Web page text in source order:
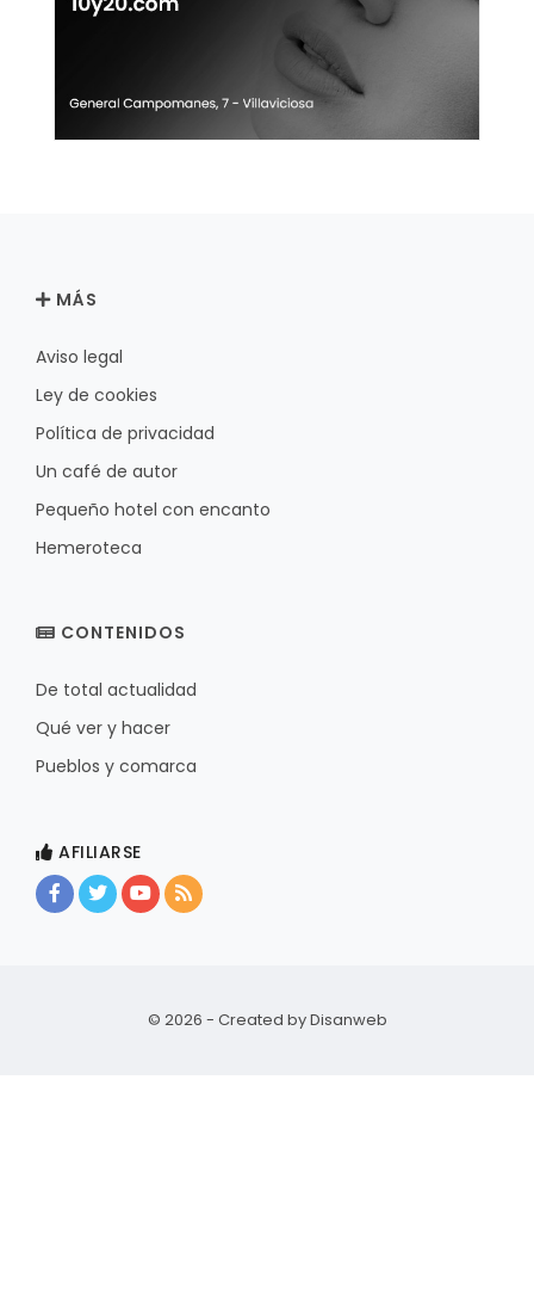
MÁS
Aviso legal
Ley de cookies
Política de privacidad
Un café de autor
Pequeño hotel con encanto
Hemeroteca
CONTENIDOS
De total actualidad
Qué ver y hacer
Pueblos y comarca
AFILIARSE
© 2026 - Created byDisanweb